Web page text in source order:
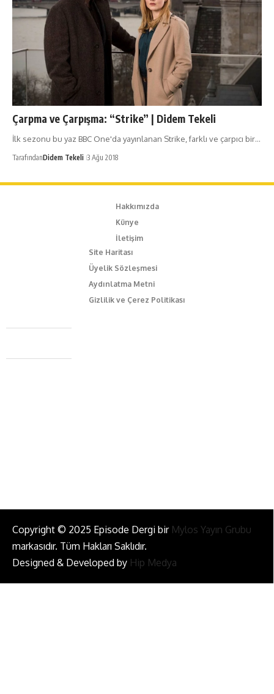
Çarpma ve Çarpışma: “Strike” | Didem Tekeli
İlk sezonu bu yaz BBC One'da yayınlanan Strike, farklı ve çarpıcı bir…
TarafındanDidem Tekeli 3 Ağu 2018
Hakkımızda
Künye
İletişim
Site Haritası
Üyelik Sözleşmesi
Aydınlatma Metni
Gizlilik ve Çerez Politikası
Caferağa Mah. Dr. Şakir Paşa Sok. No3/A Kadıköy İstanbul
+90 543 345 46 00
Copyright © 2025 Episode Dergi bir Mylos Yayın Grubu
markasıdır. Tüm Hakları Saklıdır.
Designed & Developed by Hip Medya